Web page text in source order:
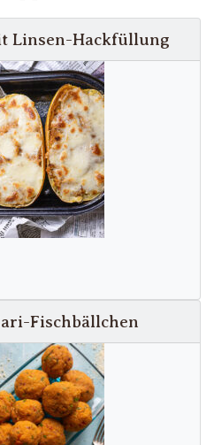
Linsen-Hackfüllung
Fischbällchen